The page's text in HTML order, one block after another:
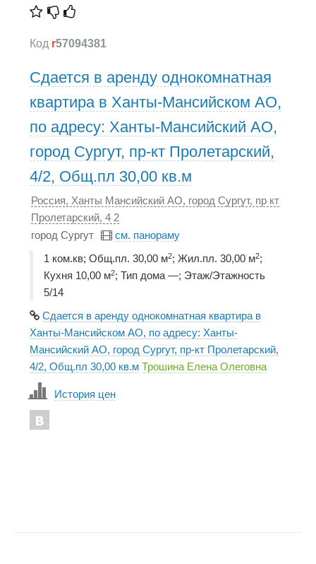
Код r57094381
Сдается в аренду однокомнатная
квартира в Ханты-Мансийском АО,
по адресу: Ханты-Мансийский АО,
город Сургут, пр-кт Пролетарский,
4/2, Общ.пл 30,00 кв.м
Россия, Ханты Мансийский АО, город Сургут, пр кт
Пролетарский, 4 2
город Сургут
см. панораму
1 ком.кв; Общ.пл. 30,00 м2; Жил.пл. 30,00 м2;
Кухня 10,00 м2; Тип дома —; Этаж/Этажность
5/14
Сдается в аренду однокомнатная квартира в
Ханты-Мансийском АО, по адресу: Ханты-
Мансийский АО, город Сургут, пр-кт Пролетарский,
4/2, Общ.пл 30,00 кв.м Трошина Елена Олеговна
История цен